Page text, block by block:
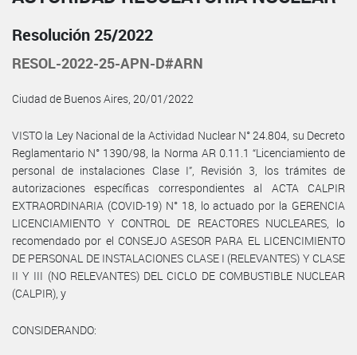
Resolución 25/2022
RESOL-2022-25-APN-D#ARN
Ciudad de Buenos Aires, 20/01/2022
VISTO la Ley Nacional de la Actividad Nuclear N° 24.804, su Decreto
Reglamentario N° 1390/98, la Norma AR 0.11.1 “Licenciamiento de
personal de instalaciones Clase I”, Revisión 3, los trámites de
autorizaciones específicas correspondientes al ACTA CALPIR
EXTRAORDINARIA (COVID-19) N° 18, lo actuado por la GERENCIA
LICENCIAMIENTO Y CONTROL DE REACTORES NUCLEARES, lo
recomendado por el CONSEJO ASESOR PARA EL LICENCIMIENTO
DE PERSONAL DE INSTALACIONES CLASE I (RELEVANTES) Y CLASE
II Y III (NO RELEVANTES) DEL CICLO DE COMBUSTIBLE NUCLEAR
(CALPIR), y
CONSIDERANDO: